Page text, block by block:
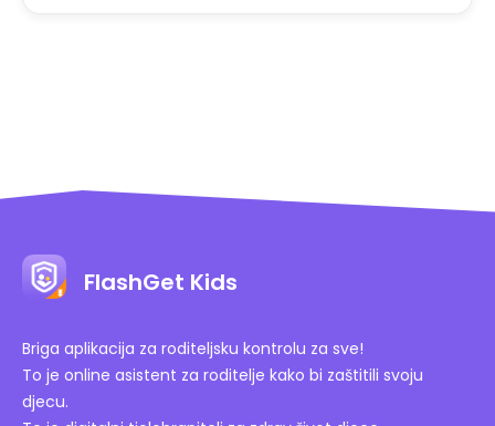
FlashGet Kids
Briga aplikacija za roditeljsku kontrolu za sve!
To je online asistent za roditelje kako bi zaštitili svoju
djecu.